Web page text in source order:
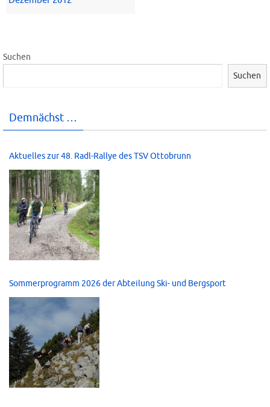
Suchen
Suchen
Demnächst …
Aktuelles zur 48. Radl-Rallye des TSV Ottobrunn
Sommerprogramm 2026 der Abteilung Ski- und Bergsport